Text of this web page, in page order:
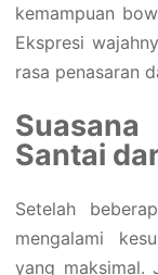
kemampuan
Ekspresi
rasa penasaran
Santai
Setelah
mengalami
yang maksimal.